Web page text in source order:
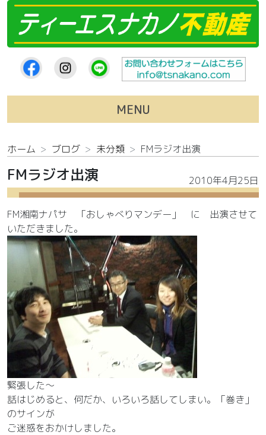
MENU
ホーム ブログ 未分類 FMラジオ出演
FMラジオ出演 2010年4月25日
FM湘南ナパサ 「おしゃべりマンデー」 に 出演させて
いただきました。
緊張した～
話はじめると、何だか、いろいろ話してしまい。「巻き」
のサインが
ご迷惑をおかけしました。